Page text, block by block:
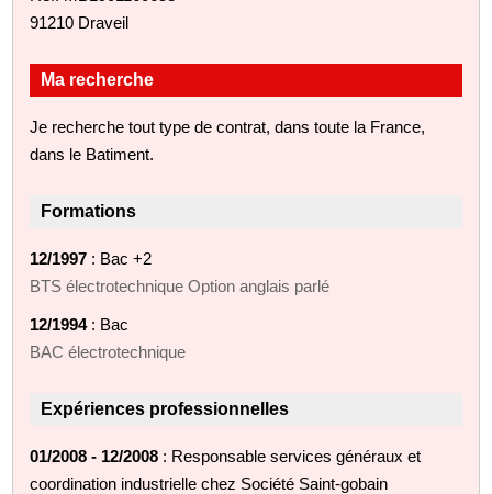
91210 Draveil
Ma recherche
Je recherche tout type de contrat, dans toute la France,
dans le Batiment.
Formations
12/1997 : Bac +2
BTS électrotechnique Option anglais parlé
12/1994: Bac
BAC électrotechnique
Expériences professionnelles
01/2008 - 12/2008 : Responsable services généraux et
coordination industrielle chez Société Saint-gobain